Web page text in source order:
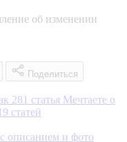
об изменении
Поделиться
281 статья Мечтаете о
статей